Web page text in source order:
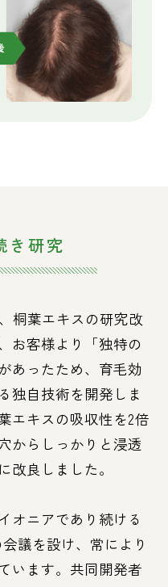
き研究
桐葉エキスの研究改
お客様より「独特の
あったため、育毛効
独自技術を開発しま
エキスの吸収性を2倍
からしっかりと浸透
改良しました。
オニアであり続ける
議を設け、常により
います。共同開発者